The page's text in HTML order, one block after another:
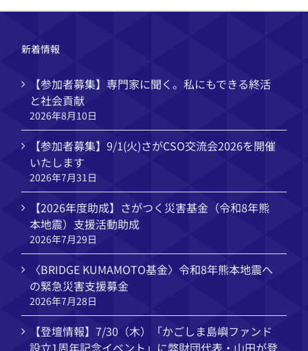
新着情報
【参加者募集】専門家に聞く。私にもできる終活
と社会貢献
2026年8月10日
【参加者募集】9/1(火)さがCSO交流会2026を開催
いたします
2026年7月31日
【2026年度助成】さがつく災害基金（令和8年熊
本地震）支援活動助成
2026年7月29日
〈BRIDGE KUMAMOTO基金〉令和8年熊本地震へ
の緊急災害支援募金
2026年7月28日
【登壇情報】7/30（木）「かごしま島嶼ファンド
設立1周年記念イベント」に弊財団代表・山田が登